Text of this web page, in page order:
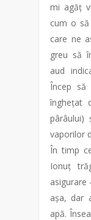
mi agăț
cum o
care ne
greu să
aud
Încep
înghețat
vaporilor
În timp
Ionuț
asigurare
așa, dar
apă.